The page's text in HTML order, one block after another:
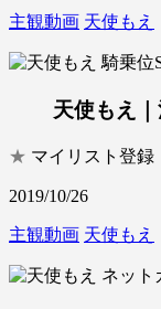
主観動画 天使もえ
天使もえ
★ マイリスト登録
2019/10/26
主観動画 天使もえ